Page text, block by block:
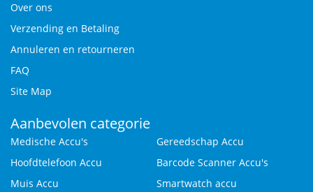
Over ons
Verzending en Betaling
Annuleren en retourneren
FAQ
Site Map
Aanbevolen categorie
Medische Accu's
Gereedschap Accu
Hoofdtelefoon Accu
Barcode Scanner Accu's
Muis Accu
Smartwatch accu